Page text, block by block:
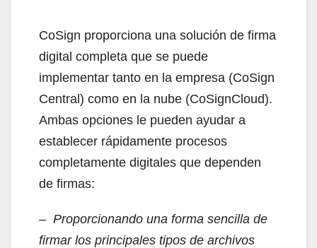
CoSign proporciona una solución de firma
digital completa que se puede
implementar tanto en la empresa (CoSign
Central) como en la nube (CoSignCloud).
Ambas opciones le pueden ayudar a
establecer rápidamente procesos
completamente digitales que dependen
de firmas:
– Proporcionando una forma sencilla de
firmar los principales tipos de archivos